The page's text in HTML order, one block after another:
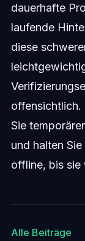
dauerhafte
laufende
diese
offensichtlich.
Sie
und halten
offline, bis
Alle Beiträge